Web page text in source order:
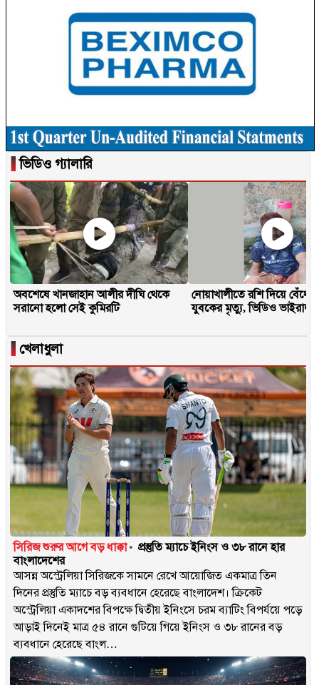
▐ভিডিও গ্যালারি
অবশেষে খানজাহান আলীর দীঘি থেকে
সরানো হলো সেই কুমিরটি
নোয়াখালীতে রশি দিয়ে বেঁধে
যুবকের মৃত্যু, ভিডিও ভাইরাল
▐ খেলাধুলা
সিরিজ শুরুর আগে বড় ধাক্কা
প্রস্তুতি ম্যাচে ইনিংস ও ৩৮ রানে হার
বাংলাদেশের
আসন্ন অস্ট্রেলিয়া সিরিজকে সামনে রেখে আয়োজিত একমাত্র তিন
দিনের প্রস্তুতি ম্যাচে বড় ব্যবধানে হেরেছে বাংলাদেশ। ক্রিকেট
অস্ট্রেলিয়া একাদশের বিপক্ষে দ্বিতীয় ইনিংসে চরম ব্যাটিং বিপর্যয়ে পড়ে
আড়াই দিনেই মাত্র ৫৪ রানে গুটিয়ে গিয়ে ইনিংস ও ৩৮ রানের বড়
ব্যবধানে হেরেছে বাংল…